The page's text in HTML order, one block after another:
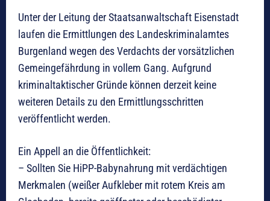
Unter der Leitung der Staatsanwaltschaft Eisenstadt
laufen die Ermittlungen des Landeskriminalamtes
Burgenland wegen des Verdachts der vorsätzlichen
Gemeingefährdung in vollem Gang. Aufgrund
kriminaltaktischer Gründe können derzeit keine
weiteren Details zu den Ermittlungsschritten
veröffentlicht werden.
Ein Appell an die Öffentlichkeit:
– Sollten Sie HiPP-Babynahrung mit verdächtigen
Merkmalen (weißer Aufkleber mit rotem Kreis am